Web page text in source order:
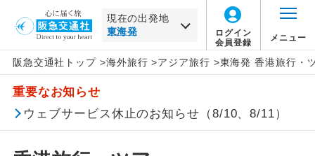
現在の出発地
ログイン
会員登録
メニュー
阪急交通社トップ >海外旅行 >アジア旅行 >東海発 香港旅行・
重要なお知らせ
ウェブサービス休止のお知らせ（8/10、8/11）
北海道
東北
アジア
香港すべて
この月をすべて選択
年月
旅行タイプ
家族旅行
エコノミー
プレミアムエコノミー
トラピックス
クリスタルハート
催行確定
1名催行